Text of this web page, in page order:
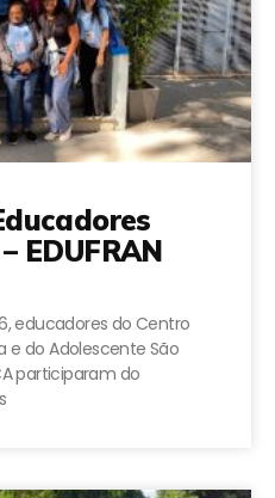
EDUFRAN
educadores do Centro
e do Adolescente São
participaram do